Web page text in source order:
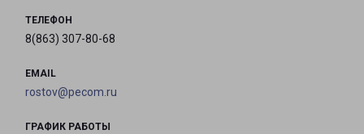
ТЕЛЕФОН
8(863) 307-80-68
EMAIL
rostov@pecom.ru
ГРАФИК РАБОТЫ